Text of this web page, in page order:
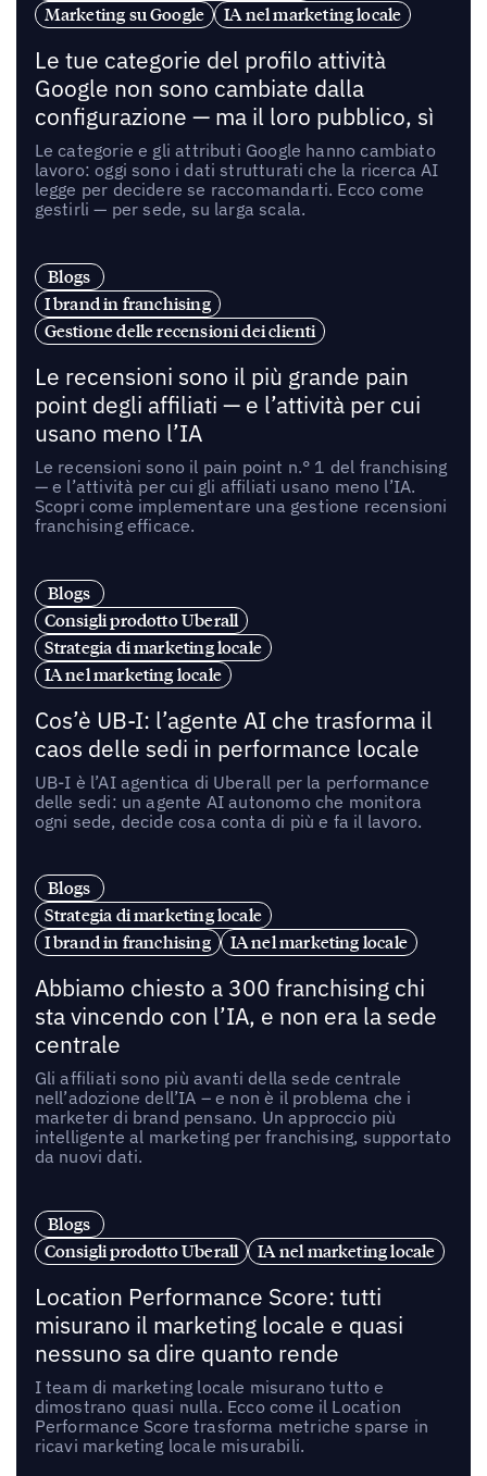
Marketing su Google
IA nel marketing locale
Le tue categorie del profilo attività
Google non sono cambiate dalla
configurazione — ma il loro pubblico, sì
Le categorie e gli attributi Google hanno cambiato
lavoro: oggi sono i dati strutturati che la ricerca AI
legge per decidere se raccomandarti. Ecco come
gestirli — per sede, su larga scala.
Blogs
I brand in franchising
Gestione delle recensioni dei clienti
Le recensioni sono il più grande pain
point degli affiliati — e l’attività per cui
usano meno l’IA
Le recensioni sono il pain point n.° 1 del franchising
— e l’attività per cui gli affiliati usano meno l’IA.
Scopri come implementare una gestione recensioni
franchising efficace.
Blogs
Consigli prodotto Uberall
Strategia di marketing locale
IA nel marketing locale
Cos’è UB-I: l’agente AI che trasforma il
caos delle sedi in performance locale
UB-I è l’AI agentica di Uberall per la performance
delle sedi: un agente AI autonomo che monitora
ogni sede, decide cosa conta di più e fa il lavoro.
Blogs
Strategia di marketing locale
I brand in franchising
IA nel marketing locale
Abbiamo chiesto a 300 franchising chi
sta vincendo con l’IA, e non era la sede
centrale
Gli affiliati sono più avanti della sede centrale
nell’adozione dell’IA – e non è il problema che i
marketer di brand pensano. Un approccio più
intelligente al marketing per franchising, supportato
da nuovi dati.
Blogs
Consigli prodotto Uberall
IA nel marketing locale
Location Performance Score: tutti
misurano il marketing locale e quasi
nessuno sa dire quanto rende
I team di marketing locale misurano tutto e
dimostrano quasi nulla. Ecco come il Location
Performance Score trasforma metriche sparse in
ricavi marketing locale misurabili.